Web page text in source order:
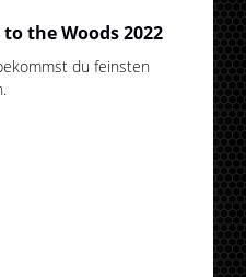
to the Woods 2022
du feinsten